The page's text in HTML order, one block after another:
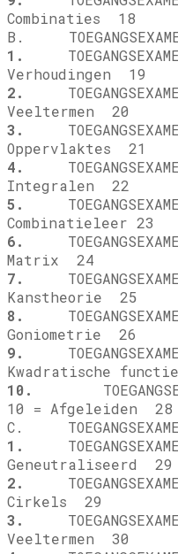
Combinaties 18
B.
1.
Verhoudingen 19
2.
Veeltermen 20
3.
Oppervlaktes 21
4.
Integralen 22
5.
Combinatieleer 23
6.
Matrix 24
7.
Kanstheorie 25
8.
Goniometrie 26
9.
Kwadratische
10.
10 = Afgeleiden 28
C.
1.
Geneutraliseerd 29
2.
Cirkels 29
3.
Veeltermen 30